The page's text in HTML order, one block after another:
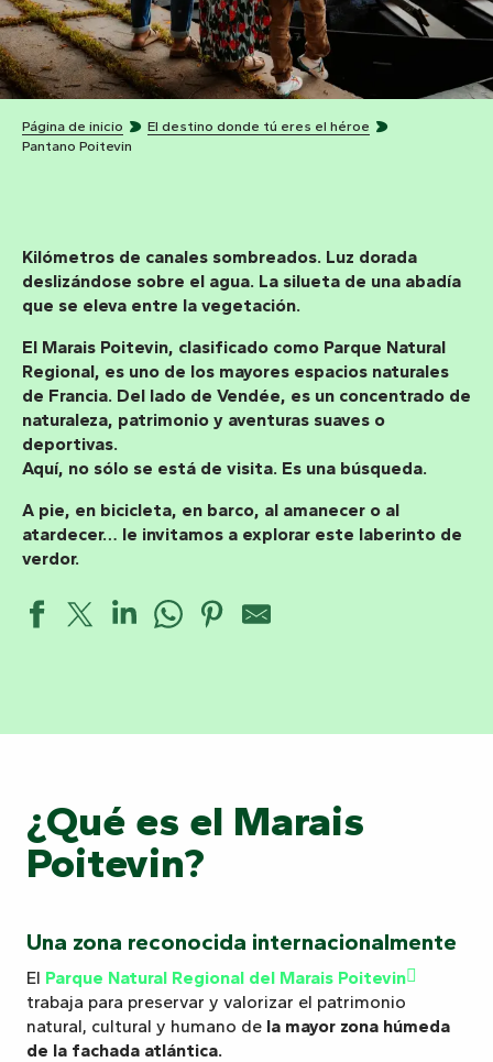
Página de inicio
El destino donde tú eres el héroe
Pantano Poitevin
Kilómetros de canales sombreados. Luz dorada
deslizándose sobre el agua. La silueta de una abadía
que se eleva entre la vegetación.
El Marais Poitevin, clasificado como Parque Natural
Regional, es uno de los mayores espacios naturales
de Francia. Del lado de Vendée, es un concentrado de
naturaleza, patrimonio y aventuras suaves o
deportivas.
Aquí, no sólo se está de visita. Es una búsqueda.
A pie, en bicicleta, en barco, al amanecer o al
atardecer… le invitamos a explorar este laberinto de
verdor.
¿Qué es el Marais
Poitevin?
Una zona reconocida internacionalmente
El Parque Natural Regional del Marais Poitevin
trabaja para preservar y valorizar el patrimonio
natural, cultural y humano de la mayor zona húmeda
de la fachada atlántica.